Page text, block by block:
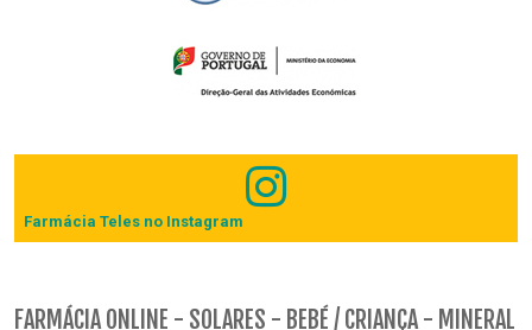
Farmácia Teles no Instagram
FARMÁCIA ONLINE - SOLARES - BEBÉ / CRIANÇA - MINERAL